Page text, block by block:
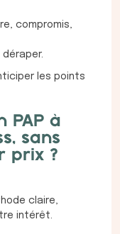
compromis,
déraper.
les points
PAP à
sans
prix ?
claire,
intérêt.